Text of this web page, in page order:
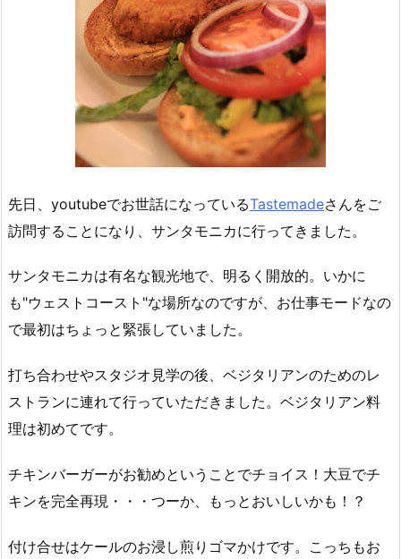
先日、youtubeでお世話になっているTastemadeさんをご
訪問することになり、サンタモニカに行ってきました。
サンタモニカは有名な観光地で、明るく開放的。いかに
も"ウェストコースト"な場所なのですが、お仕事モードなの
で最初はちょっと緊張していました。
打ち合わせやスタジオ見学の後、ベジタリアンのためのレ
ストランに連れて行っていただきました。ベジタリアン料
理は初めてです。
チキンバーガーがお勧めということでチョイス！大豆でチ
キンを完全再現・・・つーか、もっとおいしいかも！？
付け合せはケールのお浸し煎りゴマかけです。こっちもお